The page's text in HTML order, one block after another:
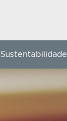
Sustentabilidade